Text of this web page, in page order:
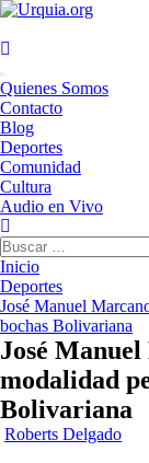
Saltar
contenido
Menú
principal
Quienes Somos
Contacto
Blog
Deportes
Comunidad
Cultura
Audio en Vivo
Buscar:
Inicio
Deportes
José Manuel
bochas Bolivariana
José
modalidad
Bolivariana
Roberts Delgado